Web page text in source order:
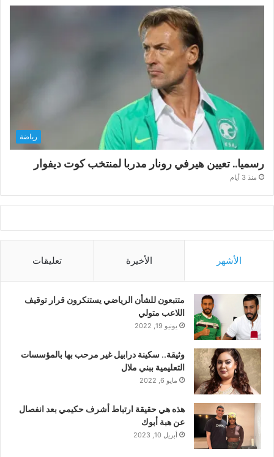
رياضة
رسميا.. تعيين هيرفي رونار مدربا لمنتخب كوت ديفوار
منذ 3 أيام
الأشهر الأخيرة تعليقات
متتبعون للشأن الرياضي يستنكرون قرار توقيف
اللاعب متولي
يونيو 19, 2022
وثيقة.. سكينة درابيل غير مرحب بها بالمؤسسات
التعليمية ببني ملال
مايو 6, 2022
هذه هي حقيقة ارتباط أشرف حكيمي بعد انفصال
عن هبة أبوك
أبريل 10, 2023